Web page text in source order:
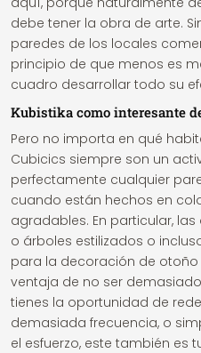
debe tener la obra de arte.
paredes de los locales
principio de que menos es
cuadro desarrollar todo su
Kubistika como interesante
Pero no importa en qué
Cubicics siempre son un
perfectamente cualquier
cuando están hechos en
agradables. En particular,
o árboles estilizados o
para la decoración de otoño
ventaja de no ser
tienes la oportunidad de
demasiada frecuencia, o
el esfuerzo, este también es